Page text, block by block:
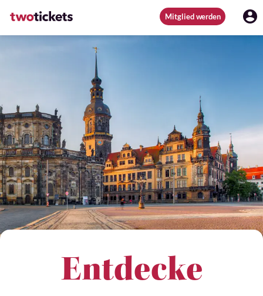
Mitglied werden
Entdecke